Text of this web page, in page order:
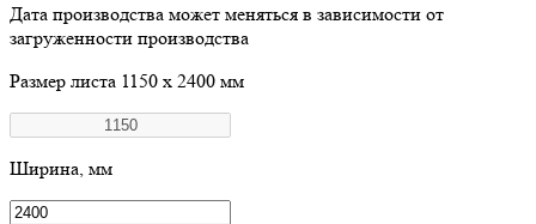
Дата производства может меняться в зависимости от
загруженности производства
Размер листа 1150 х 2400 мм
Ширина, мм